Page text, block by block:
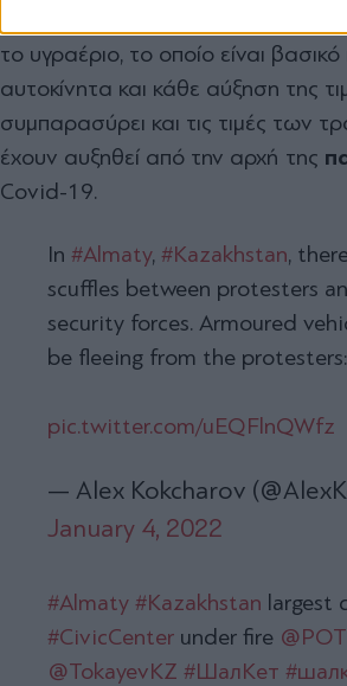
το υγραέριο, το οποίο είναι
αυτοκίνητα και κάθε αύξηση της
συμπαρασύρει και τις τιμές των
έχουν αυξηθεί από την αρχή της
Covid-19.
In #Almaty, #Kazakhstan,
scuffles between protesters
security forces. Armoured
be fleeing from the protesters:
pic.twitter.com/uEQFlnQWfz
— Alex Kokcharov
January 4, 2022
#Almaty #Kazakhstan largest
#CivicCenter under fire
@TokayevKZ #ШалКет